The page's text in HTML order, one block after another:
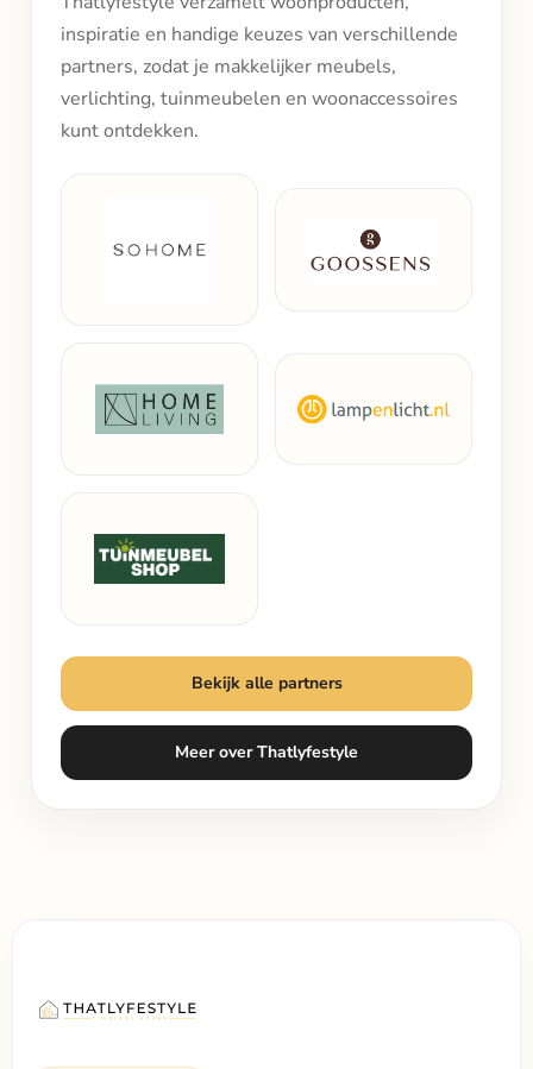
inspiratie en handige keuzes van verschillende
partners, zodat je makkelijker meubels,
verlichting, tuinmeubelen en woonaccessoires
kunt ontdekken.
Bekijk alle partners
Meer over Thatlyfestyle